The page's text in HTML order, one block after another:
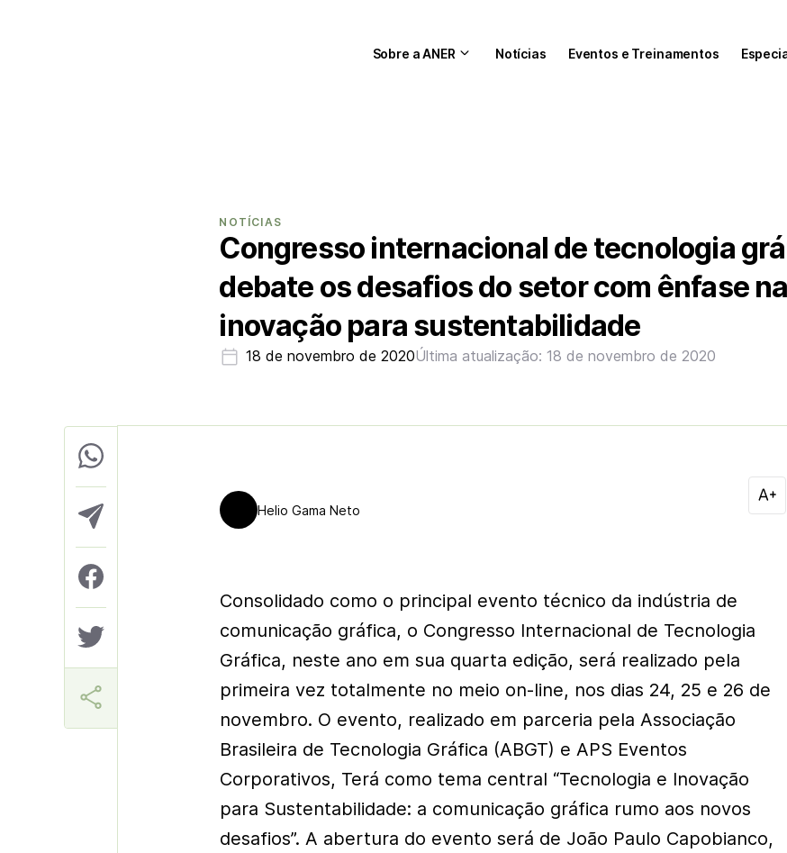
Sobre a ANER Notícias Eventos e Treinamentos
NOTÍCIAS
Congresso internacional de tecnologia
debate os desafios do setor com ênfase na
inovação para sustentabilidade
18 de novembro de 2020Última atualização: 18 de novembro de 2020
Helio Gama Neto
Consolidado como o principal evento técnico da indústria de
comunicação gráfica, o Congresso Internacional de Tecnologia
Gráfica, neste ano em sua quarta edição, será realizado pela
primeira vez totalmente no meio on-line, nos dias 24, 25 e 26 de
novembro. O evento, realizado em parceria pela Associação
Brasileira de Tecnologia Gráfica (ABGT) e APS Eventos
Corporativos, Terá como tema central “Tecnologia e Inovação
para Sustentabilidade: a comunicação gráfica rumo aos novos
desafios”. A abertura do evento será de João Paulo Capobianco,